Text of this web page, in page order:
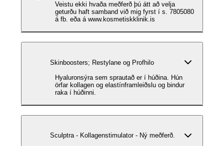
Veistu ekki hvaða meðferð þú átt að velja
geturðu haft samband við mig fyrst í s. 7805080
á fb. eða á www.kosmetiskklinik.is
Skinboosters; Restylane og Profhilo
Hyaluronsýra sem sprautað er í húðina. Hún
örfar kollagen og elastínframleiðslu og bindur
raka í húðinni.
Sculptra - Kollagenstimulator - Ný meðferð.